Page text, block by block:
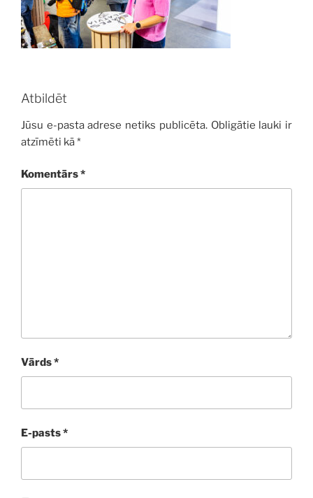
Atbildēt
Jūsu e-pasta adrese netiks publicēta. Obligātie lauki ir
atzīmēti kā*
Komentārs*
Vārds*
E-pasts*